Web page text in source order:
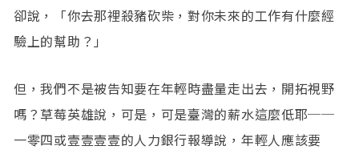
卻說，「你去那裡殺豬砍柴，對你未來的工作有什麼經
驗上的幫助？」
但，我們不是被告知要在年輕時盡量走出去，開拓視野
嗎？草莓英雄說，可是，可是臺灣的薪水這麼低耶──
一零四或壹壹壹壹的人力銀行報導說，年輕人應該要